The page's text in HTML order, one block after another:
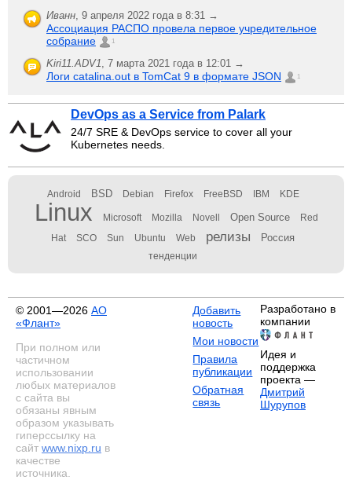
Иванн, 9 апреля 2022 года в 8:31 →
Ассоциация РАСПО провела первое учредительное
собрание
1
Kiri11.ADV1, 7 марта 2021 года в 12:01 →
Логи catalina.out в TomCat 9 в формате JSON 1
DevOps as a Service from Palark
24/7 SRE & DevOps service to cover all your
Kubernetes needs.
Android BSD Debian Firefox FreeBSD IBM KDE
Linux Microsoft Mozilla Novell Open Source Red
Hat SCO Sun Ubuntu Web релизы Россия
тенденции
© 2001—2026 АО
«Флант»
При полном или
частичном
использовании
любых материалов
с сайта вы
обязаны явным
образом указывать
гиперссылку на
сайт www.nixp.ru в
качестве
источника.
Добавить
новость
Мои новости
Правила
публикации
Обратная
связь
Разработано в
компании
Идея и
поддержка
проекта —
Дмитрий
Шурупов